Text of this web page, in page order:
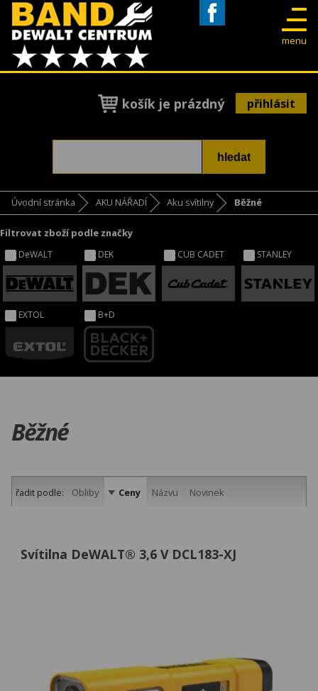
menu
košík je prázdný přihlásit
Úvodní stránka AKU NÁŘADÍ Aku svítilny Běžné
Filtrovat zboží podle značky
DeWALT DEK CUB CADET STANLEY
EXTOL B+D
Běžné
řadit podle: Obliby Ceny Názvu Novinek
Svítilna DeWALT® 3,6 V DCL183-XJ